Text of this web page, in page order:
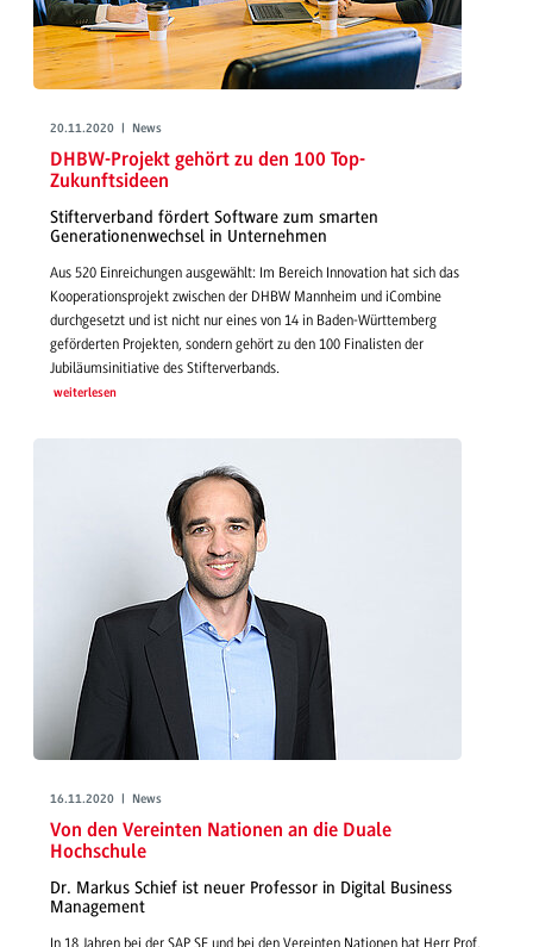
20.11.2020 | News
DHBW-Projekt gehört zu den 100 Top-
Zukunftsideen
Stifterverband fördert Software zum smarten
Generationenwechsel in Unternehmen
Aus 520 Einreichungen ausgewählt: Im Bereich Innovation hat sich das
Kooperationsprojekt zwischen der DHBW Mannheim und iCombine
durchgesetzt und ist nicht nur eines von 14 in Baden-Württemberg
geförderten Projekten, sondern gehört zu den 100 Finalisten der
Jubiläumsinitiative des Stifterverbands.
weiterlesen
16.11.2020 | News
Von den Vereinten Nationen an die Duale
Hochschule
Dr. Markus Schief ist neuer Professor in Digital Business
Management